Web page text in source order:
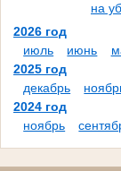
на
2026 год
июль
июнь
2025 год
декабрь
2024 год
ноябрь